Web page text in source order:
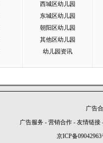
西城区幼儿园
东城区幼儿园
朝阳区幼儿园
其他区幼儿园
幼儿园资讯
广告
广告服务 - 营销合作 - 友情链接
京ICP备09042963